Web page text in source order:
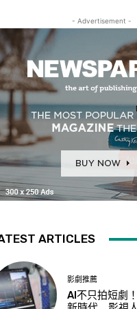
- Advertisement -
ARTICLES
影劇推薦
AI不只拍短劇